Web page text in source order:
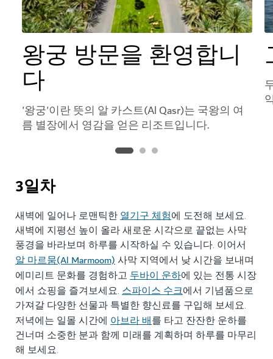
왕궁 방문을 환영합니
다
'왕궁'이란 뜻의 알 카스트(Al Qasr)는 국왕의 여
름 별장에서 영감을 얻은 리조트입니다.
3일차
새벽에 일어나 로맨틱한열기구 체험에 도전해 보세요.
새벽에 지평선 높이 올라 새로운 시각으로 끝없는 사막
풍경을 바라보며 하루를 시작하실 수 있습니다. 이어서
알 마르뭄(Al Marmoom)사막 지역에서 낮 시간을 보내며
에미리트 문화를 경험하고 두바이 운하에 있는 전통 시장
에서 쇼핑을 즐겨보세요. 스파이스 수크에서 기념품으로
가져갈 다양한 선물과 특별한 향신료를 구입해 보세요.
저녁에는 일몰 시간에 아브라 배를 타고 잔잔한 운하를
건너며 소중한 분과 함께 미래를 계획하며 하루를 마무리
해 보세요.